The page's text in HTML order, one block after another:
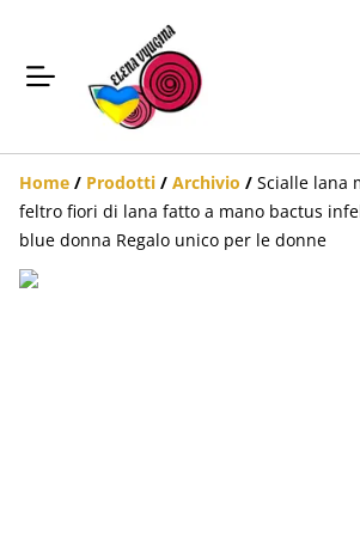
Home / Prodotti / Archivio / Scialle lana
feltro fiori di lana fatto a mano bactus
blue donna Regalo unico per le donne